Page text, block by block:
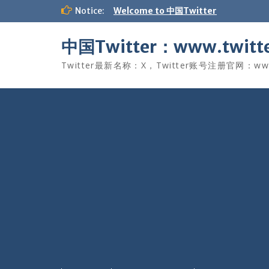
Notice: Welcome to 中国Twitter
中国Twitter：
Twitter最新名称：X，Twitter账号注册官网：